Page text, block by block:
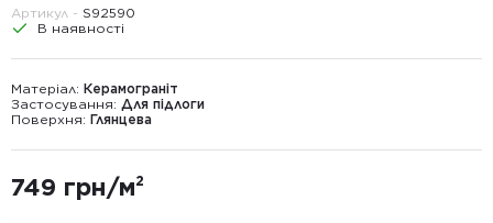
Артикул - S92590
В наявності
Матеріал: Керамограніт
Застосування: Для підлоги
Поверхня: Глянцева
749 грн/м²